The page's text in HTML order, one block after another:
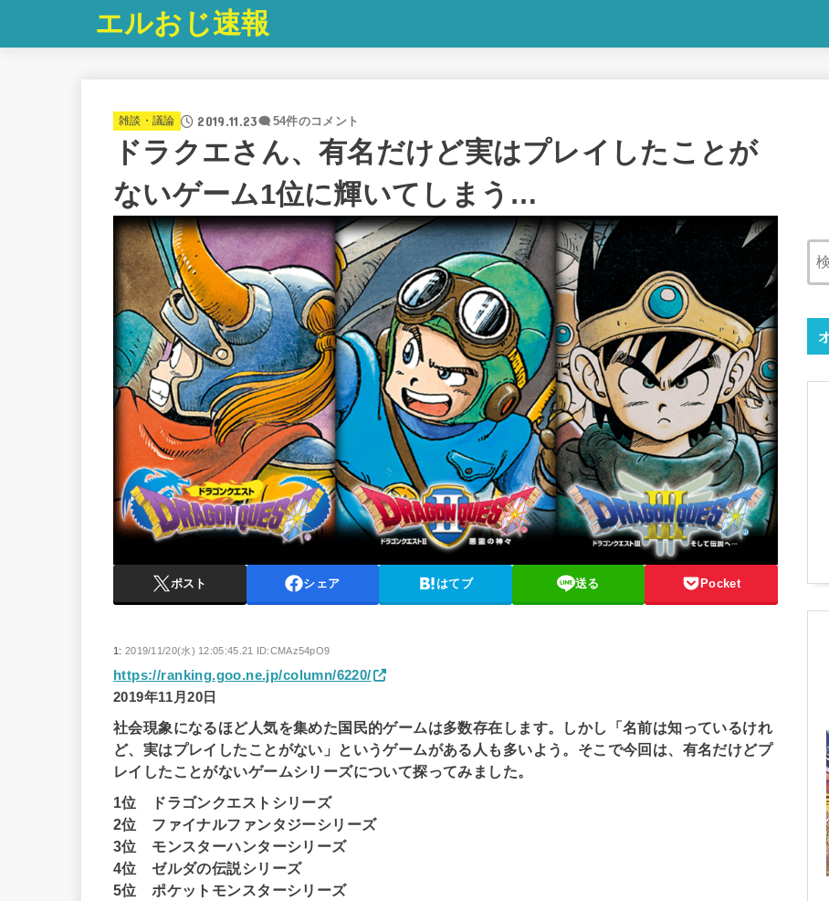
エルおじ速報
雑談・議論 2019.11.23 54件のコメント
ドラクエさん、有名だけど実はプレイしたことが
ないゲーム1位に輝いてしまう…
ポスト シェア はてブ 送る Pocket
1: 2019/11/20(水) 12:05:45.21 ID:CMAz54pO9
https://ranking.goo.ne.jp/column/6220/
2019年11月20日
社会現象になるほど人気を集めた国民的ゲームは多数存在します。しかし「名前は知っているけれ
ど、実はプレイしたことがない」というゲームがある人も多いよう。そこで今回は、有名だけどプ
レイしたことがないゲームシリーズについて探ってみました。
1位 ドラゴンクエストシリーズ
2位 ファイナルファンタジーシリーズ
3位 モンスターハンターシリーズ
4位 ゼルダの伝説シリーズ
5位 ポケットモンスターシリーズ